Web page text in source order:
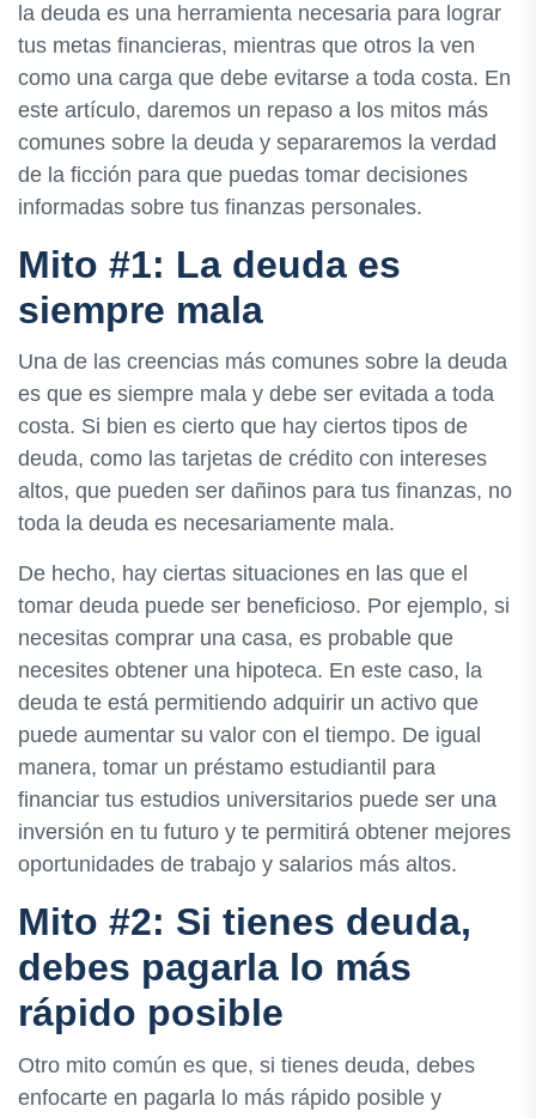
la deuda es una herramienta necesaria para lograr
tus metas financieras, mientras que otros la ven
como una carga que debe evitarse a toda costa. En
este artículo, daremos un repaso a los mitos más
comunes sobre la deuda y separaremos la verdad
de la ficción para que puedas tomar decisiones
informadas sobre tus finanzas personales.
Mito #1: La deuda es
siempre mala
Una de las creencias más comunes sobre la deuda
es que es siempre mala y debe ser evitada a toda
costa. Si bien es cierto que hay ciertos tipos de
deuda, como las tarjetas de crédito con intereses
altos, que pueden ser dañinos para tus finanzas, no
toda la deuda es necesariamente mala.
De hecho, hay ciertas situaciones en las que el
tomar deuda puede ser beneficioso. Por ejemplo, si
necesitas comprar una casa, es probable que
necesites obtener una hipoteca. En este caso, la
deuda te está permitiendo adquirir un activo que
puede aumentar su valor con el tiempo. De igual
manera, tomar un préstamo estudiantil para
financiar tus estudios universitarios puede ser una
inversión en tu futuro y te permitirá obtener mejores
oportunidades de trabajo y salarios más altos.
Mito #2: Si tienes deuda,
debes pagarla lo más
rápido posible
Otro mito común es que, si tienes deuda, debes
enfocarte en pagarla lo más rápido posible y